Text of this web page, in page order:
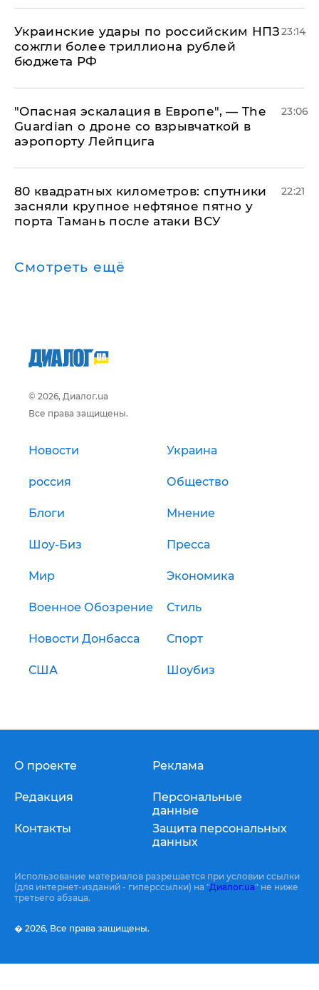
Украинские удары по российским НПЗ
сожгли более триллиона рублей
бюджета РФ
23:14
"Опасная эскалация в Европе", — The
Guardian о дроне со взрывчаткой в
аэропорту Лейпцига
23:06
80 квадратных километров: спутники
засняли крупное нефтяное пятно у
порта Тамань после атаки ВСУ
22:21
Смотреть ещё
© 2026, Диалог.ua
Все права защищены.
Новости Украина
россия Общество
Блоги Мнение
Шоу-Биз Пресса
Мир Экономика
Военное Обозрение Стиль
Новости Донбасса Спорт
США Шоубиз
О проекте
Редакция
Контакты
Реклама
Персональные
данные
Защита персональных
данных
Использование материалов разрешается при условии ссылки
(для интернет-изданий - гиперссылки) на "Диалог.ua" не ниже
третьего абзаца.
� 2026, Все права защищены.